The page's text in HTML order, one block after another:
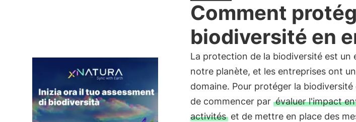
Comment
biodiversité en
La protection de la biodiversité est un
notre planète, et les entreprises ont
domaine. Pour protéger la
de commencer par évaluer l'impact
activitéset de mettre en place des